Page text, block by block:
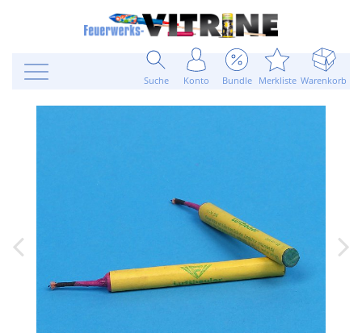
Suche Konto Bundle Merkliste Warenkorb